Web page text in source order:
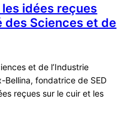
les idées reçues
des Sciences et de
et de l’Industrie
fondatrice de SED
reçues sur le cuir et les